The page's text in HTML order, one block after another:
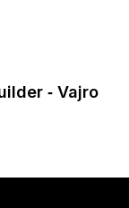
‑ Vajro